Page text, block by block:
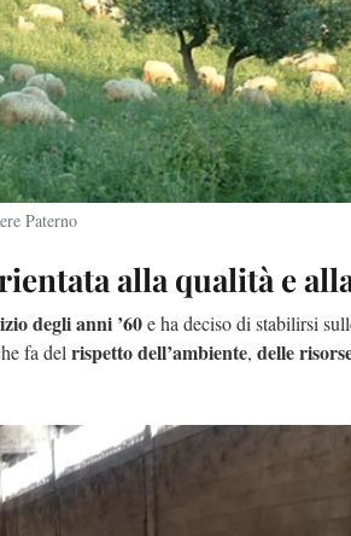
Paterno
alla qualità e
degli anni ’60e ha deciso di stabilirsi
fa delrispetto dell’ambiente, delle